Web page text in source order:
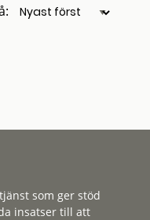
som ger stöd
insatser till att